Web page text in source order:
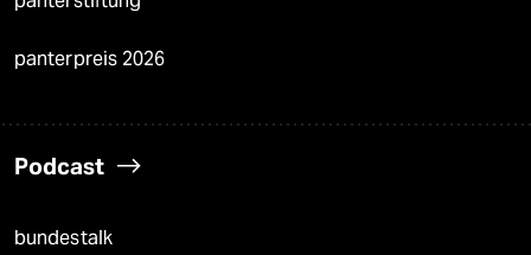
panterpreis 2026
Podcast
bundestalk